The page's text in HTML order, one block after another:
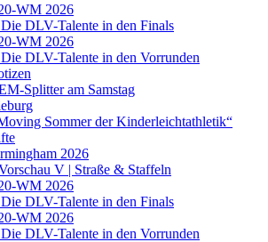
WM 2026
DLV-Talente in den Finals
WM 2026
DLV-Talente in den Vorrunden
Splitter am Samstag
Sommer der Kinderleichtathletik“
2026
V | Straße & Staffeln
WM 2026
DLV-Talente in den Finals
WM 2026
DLV-Talente in den Vorrunden